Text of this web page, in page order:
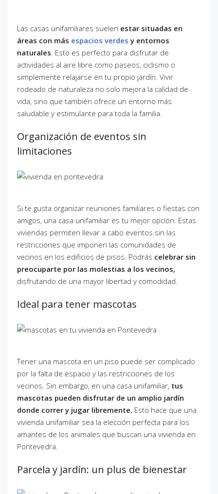
Las casas unifamiliares suelen estar situadas en
áreas con más espacios verdes y entornos
naturales. Esto es perfecto para disfrutar de
actividades al aire libre como paseos, ciclismo o
simplemente relajarse en tu propio jardín. Vivir
rodeado de naturaleza no solo mejora la calidad de
vida, sino que también ofrece un entorno más
saludable y estimulante para toda la familia.
Organización de eventos sin
limitaciones
Si te gusta organizar reuniones familiares o fiestas con
amigos, una casa unifamiliar es tu mejor opción. Estas
viviendas permiten llevar a cabo eventos sin las
restricciones que imponen las comunidades de
vecinos en los edificios de pisos. Podrás celebrar sin
preocuparte por las molestias a los vecinos,
disfrutando de una mayor libertad y comodidad.
Ideal para tener mascotas
Tener una mascota en un piso puede ser complicado
por la falta de espacio y las restricciones de los
vecinos. Sin embargo, en una casa unifamiliar, tus
mascotas pueden disfrutar de un amplio jardín
donde correr y jugar libremente. Esto hace que una
vivienda unifamiliar sea la elección perfecta para los
amantes de los animales que buscan una vivienda en
Pontevedra.
Parcela y jardín: un plus de bienestar